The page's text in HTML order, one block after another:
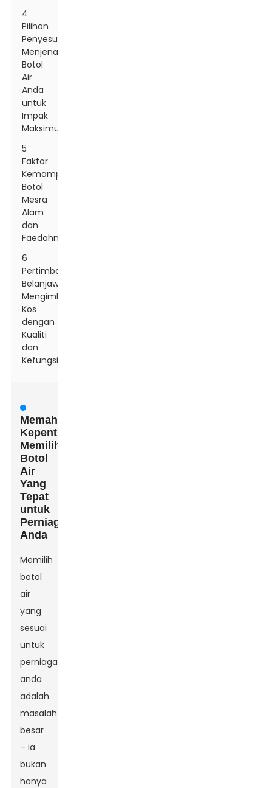
4
Pilihan
Penyesuaian:
Menjenamakan
Botol
Air
Anda
untuk
Impak
Maksimum
5
Faktor
Kemampanan:
Botol
Mesra
Alam
dan
Faedahnya
6
Pertimbangan
Belanjawan:
Mengimbangi
Kos
dengan
Kualiti
dan
Kefungsian
Memahami
Kepentingan
Memilih
Botol
Air
Yang
Tepat
untuk
Perniagaan
Anda
Memilih
botol
air
yang
sesuai
untuk
perniagaan
anda
adalah
masalah
besar
– ia
bukan
hanya